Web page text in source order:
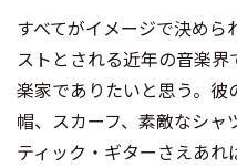
すべてがイメージで決め
ストとされる近年の音楽
楽家でありたいと思う。
帽、スカーフ、素敵なシャ
ティック・ギターさえあれ